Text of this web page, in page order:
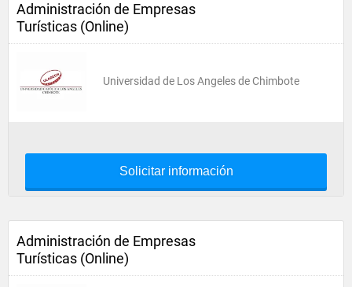
Administración de Empresas
Turísticas (Online)
Universidad de Los Angeles de Chimbote
Solicitar información
Administración de Empresas
Turísticas (Online)